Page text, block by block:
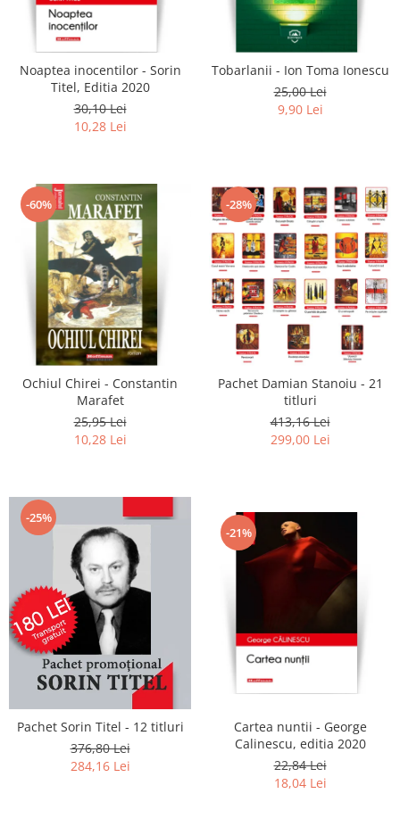
Literatura
Contemporana
Moderna
Calatorii
Memorii
Publicistica / Reportaje / Interviuri
Stiinte umaniste
Istorie
Sociologie si filozofie
Noaptea inocentilor - Sorin
Titel, Editia 2020
30,10 Lei
10,28 Lei
Tobarlanii - Ion Toma Ionescu
25,00 Lei
9,90 Lei
-60%
Ochiul Chirei - Constantin
Marafet
25,95 Lei
10,28 Lei
-28%
Pachet Damian Stanoiu - 21
titluri
413,16 Lei
299,00 Lei
-25%
Pachet Sorin Titel - 12 titluri
376,80 Lei
284,16 Lei
-21%
Cartea nuntii - George
Calinescu, editia 2020
22,84 Lei
18,04 Lei